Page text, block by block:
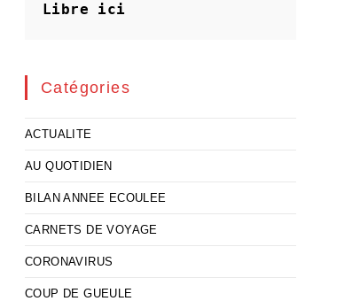
Libre
ici
Catégories
ACTUALITE
AU QUOTIDIEN
BILAN ANNEE ECOULEE
CARNETS DE VOYAGE
CORONAVIRUS
COUP DE GUEULE